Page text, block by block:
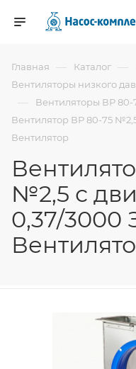
Главная — Каталог —
Вентиляторы низкого
— Вентиляторы ВР 80-
Вентилятор ВР 80-75
Вентилятор
№2,5 с
0,37/3000